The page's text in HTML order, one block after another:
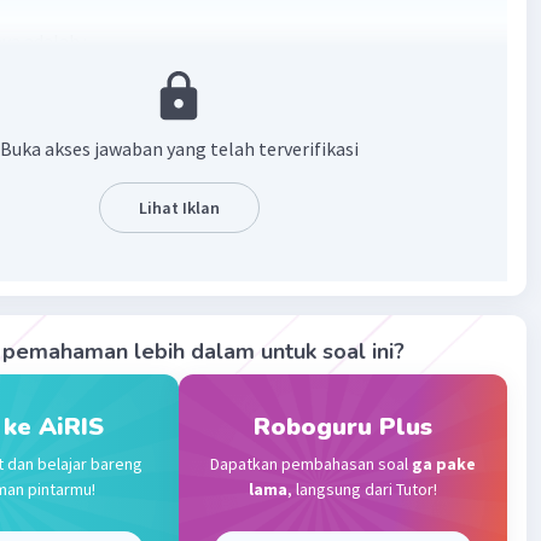
+ 85
dan perkalian hasilnya sama.
15
60
85
Buka akses jawaban yang telah terverifikasi
Lihat Iklan
lebih dalam untuk soal ini?
AiRIS
dan belajar bareng
pintarmu!
Roboguru Plus
Dapatkan pembahasan soal ga pake
lama, langsung dari Tutor!